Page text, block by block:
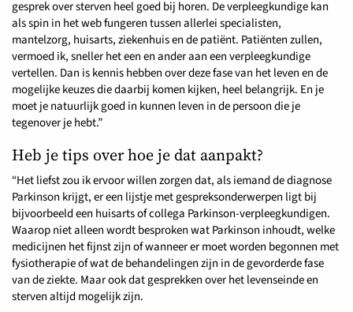
gesprek over sterven heel goed bij horen. De verpleegkundige kan
als spin in het web fungeren tussen allerlei specialisten,
mantelzorg, huisarts, ziekenhuis en de patiënt. Patiënten zullen,
vermoed ik, sneller het een en ander aan een verpleegkundige
vertellen. Dan is kennis hebben over deze fase van het leven en de
mogelijke keuzes die daarbij komen kijken, heel belangrijk. En je
moet je natuurlijk goed in kunnen leven in de persoon die je
tegenover je hebt.”
Heb je tips over hoe je dat aanpakt?
“Het liefst zou ik ervoor willen zorgen dat, als iemand de diagnose
Parkinson krijgt, er een lijstje met gespreksonderwerpen ligt bij
bijvoorbeeld een huisarts of collega Parkinson-verpleegkundigen.
Waarop niet alleen wordt besproken wat Parkinson inhoudt, welke
medicijnen het fijnst zijn of wanneer er moet worden begonnen met
fysiotherapie of wat de behandelingen zijn in de gevorderde fase
van de ziekte. Maar ook dat gesprekken over het levenseinde en
sterven altijd mogelijk zijn.